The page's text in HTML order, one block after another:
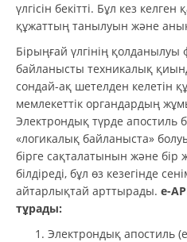
үлгісін бекітті. Бұл кез
құжаттың танылуын және
Бірыңғай үлгінің
байланысты техникалық
сондай-ақ шетелден келетін
мемлекеттік органдардың
Электрондық түрде апостиль
«логикалық байланыста»
бірге сақталатынын және бір
білдіреді, бұл өз кезегінде
айтарлықтай арттырады. e-
тұрады:
Электрондық апостиль